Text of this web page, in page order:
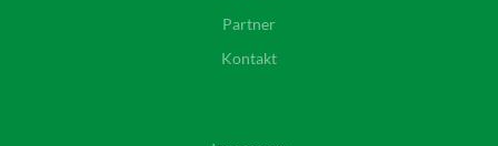
Partner
Kontakt